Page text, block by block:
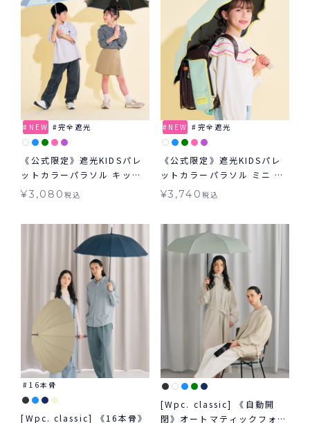
NEW 完全遮光
《公式限定》遮光KIDSパレ
ットカラーパラソル キッズ
日傘 長傘 子ども用
¥3,080税込
NEW 完全遮光
《公式限定》遮光KIDSパレ
ットカラーパラソル ミニ キ
ッズ日傘 折りたたみ傘 子ど
¥3,740 税込
16本骨
[Wpc. classic] 《16本骨》
[Wpc. classic] 《自動開
閉》オートマティックフォー